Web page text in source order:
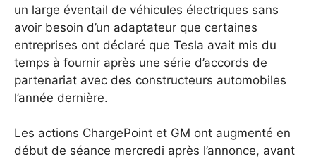
un large éventail de véhicules électriques sans
avoir besoin d’un adaptateur que certaines
entreprises ont déclaré que Tesla avait mis du
temps à fournir après une série d’accords de
partenariat avec des constructeurs automobiles
l’année dernière.
Les actions ChargePoint et GM ont augmenté en
début de séance mercredi après l’annonce, avant